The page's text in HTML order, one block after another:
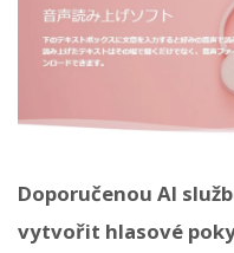
Doporučenou AI
vytvořit hlasové